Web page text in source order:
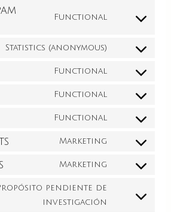
Functional
Statistics (anonymous)
Functional
Functional
Functional
Marketing
Marketing
pendiente de
investigación